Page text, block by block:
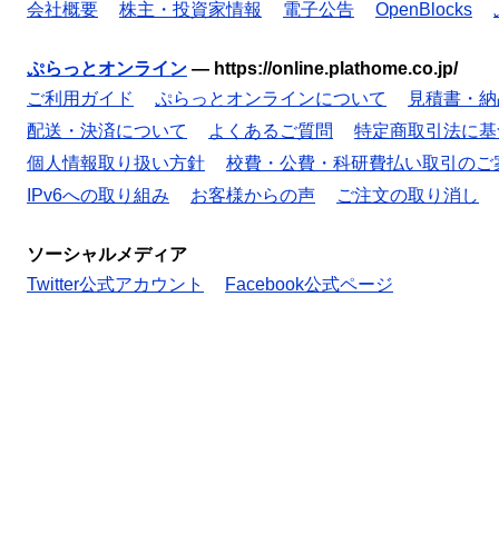
会社概要 株主・投資家情報 電子公告 OpenBlocks
ぷらっとオンライン — https://online.plathome.co.jp/
ご利用ガイド
ぷらっとオンラインについて
見積書・
配送・決済について
よくあるご質問
特定商取引法に
個人情報取り扱い方針
校費・公費・科研費払い取引のご
IPv6への取り組み
お客様からの声 ご注文の取り消し
ソーシャルメディア
Twitter公式アカウント
Facebook公式ページ